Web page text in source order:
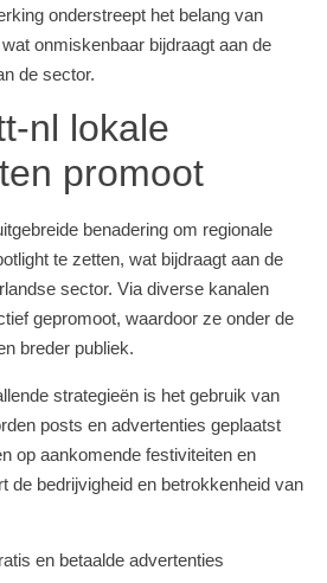
onderstreept het belang van
onmiskenbaar bijdraagt aan de
de sector.
nl lokale
promoot
benadering om regionale
te zetten, wat bijdraagt aan de
sector. Via diverse kanalen
gepromoot, waardoor ze onder de
breder publiek.
strategieën is het gebruik van
posts en advertenties geplaatst
op aankomende festiviteiten en
de bedrijvigheid en betrokkenheid van
en betaalde advertenties